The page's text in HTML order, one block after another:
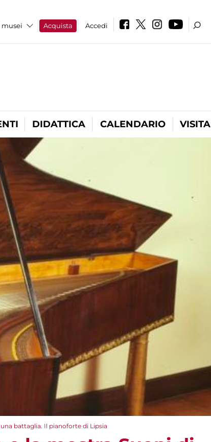
musei Acquista Accedi
DIDATTICA CALENDARIO VISITA
battaglia. Il pianoforte di Lipsia